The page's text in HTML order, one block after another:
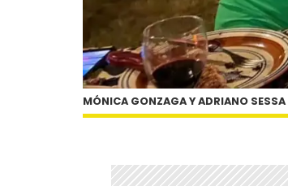
MÓNICA GONZAGA Y ADRIANO SESSA